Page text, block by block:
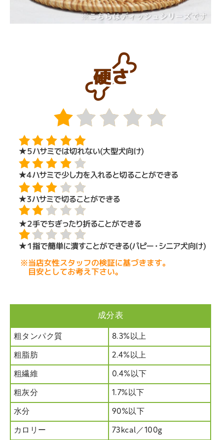
成分表
粗タンパク質 8.3%以上
粗脂肪 2.4%以上
粗繊維 0.4%以下
粗灰分 1.7%以下
水分 90%以下
カロリー 73kcal／100g